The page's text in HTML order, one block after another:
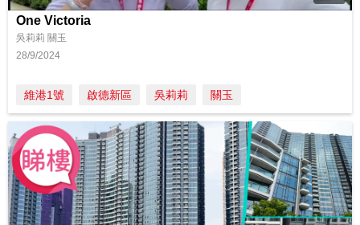
One Victoria
吳莉莉 關玉
28/9/2024
維港1號 啟德新區 吳莉莉 關玉